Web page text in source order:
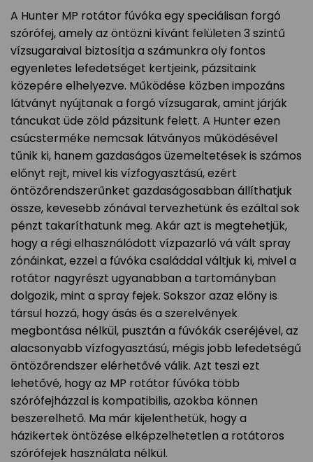
A Hunter MP rotátor fúvóka egy speciálisan forgó
szórófej, amely az öntözni kívánt felületen 3 szintű
vízsugaraival biztosítja a számunkra oly fontos
egyenletes lefedetséget kertjeink, pázsitaink
közepére elhelyezve. Működése közben impozáns
látványt nyújtanak a forgó vízsugarak, amint járják
táncukat üde zöld pázsitunk felett. A Hunter ezen
csúcsterméke nemcsak látványos működésével
tűnik ki, hanem gazdaságos üzemeltetések is számos
előnyt rejt, mivel kis vízfogyasztású, ezért
öntözőrendszerűnket gazdaságosabban állíthatjuk
össze, kevesebb zónával tervezhetünk és ezáltal sok
pénzt takaríthatunk meg. Akár azt is megtehetjük,
hogy a régi elhasználódott vízpazarló vá vált spray
zónáinkat, ezzel a fúvóka családdal váltjuk ki, mivel a
rotátor nagyrészt ugyanabban a tartományban
dolgozik, mint a spray fejek. Sokszor azaz előny is
társul hozzá, hogy ásás és a szerelvények
megbontása nélkül, pusztán a fúvókák cseréjével, az
alacsonyabb vízfogyasztású, mégis jobb lefedetségű
öntözőrendszer elérhetővé válik. Azt teszi ezt
lehetővé, hogy az MP rotátor fúvóka több
szórófejházzal is kompatibilis, azokba können
beszerelhető. Ma már kijelenthetük, hogy a
házikertek öntözése elképzelhetetlen a rotátoros
szórófejek használata nélkül.